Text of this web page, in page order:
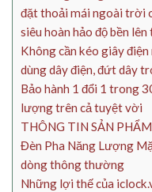
đặt thoải mái ngoài trời
siêu hoàn hảo độ bền
Không cần kéo giây
dùng dây điện, đứt dây
Bảo hành 1 đổi 1 trong
lượng trên cả tuyệt vời
THÔNG TIN SẢN PHẨM
Đèn Pha Năng Lượng
dòng thông thường
Những lợi thế của